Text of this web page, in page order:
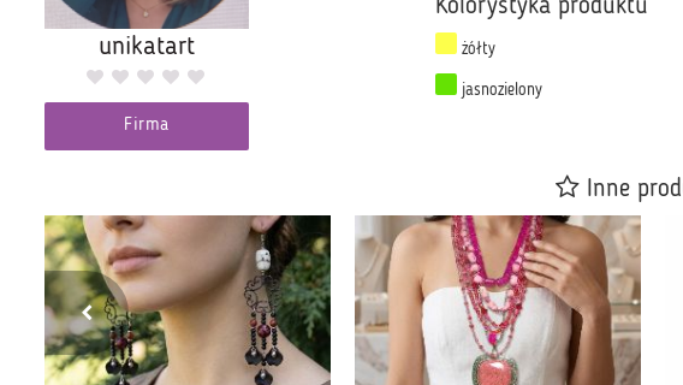
Kolorystyka produktu
żółty
jasnozielony
unikatart
Firma
Inne